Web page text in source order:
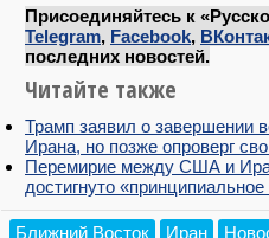
Присоединяйтесь к
Telegram, Facebook,
последних новостей.
Читайте также
Трамп заявил о завершении
Ирана, но позже опроверг
Перемирие между США и
достигнуто
Ближний Восток Иран